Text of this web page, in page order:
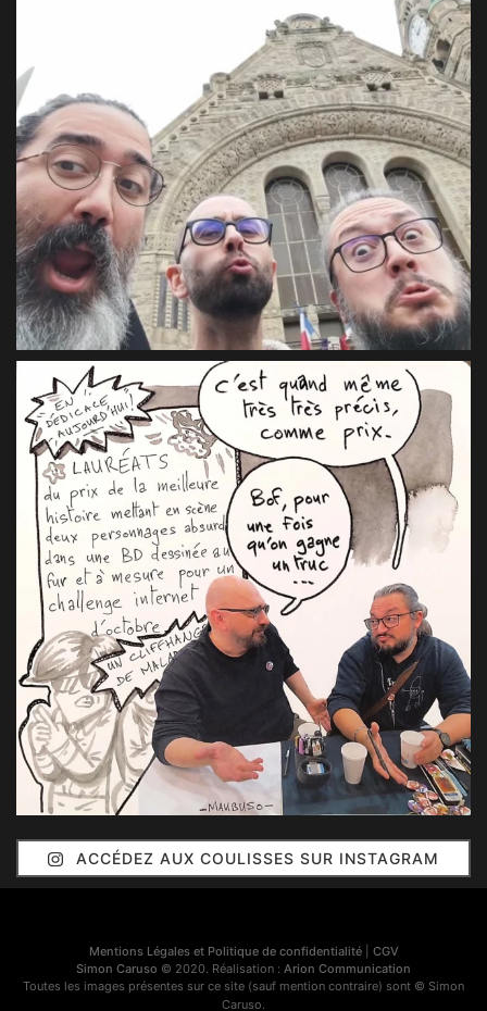
ACCÉDEZ AUX COULISSES SUR INSTAGRAM
Mentions Légales et Politique de confidentialité| CGV
Simon Caruso © 2020. Réalisation : Arion Communication
Toutes les images présentes sur ce site (sauf mention contraire) sont © Simon
Caruso.